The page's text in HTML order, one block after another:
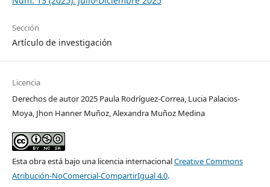
Sección
Artículo de investigación
Licencia
Derechos de autor 2025 Paula Rodríguez-Correa, Lucia Palacios-
Moya, Jhon Hanner Muñoz, Alexandra Muñoz Medina
Esta obra está bajo una licencia internacionalCreative Commons
Atribución-NoComercial-CompartirIgual 4.0.